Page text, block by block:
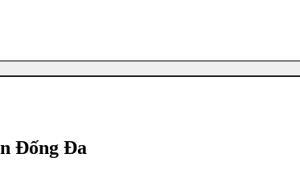
Đống Đa